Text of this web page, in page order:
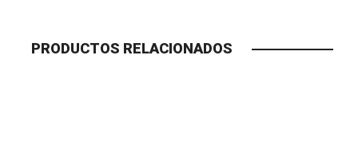
PRODUCTOS RELACIONADOS